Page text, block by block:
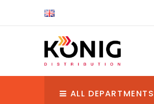
ALL DEPARTMENTS